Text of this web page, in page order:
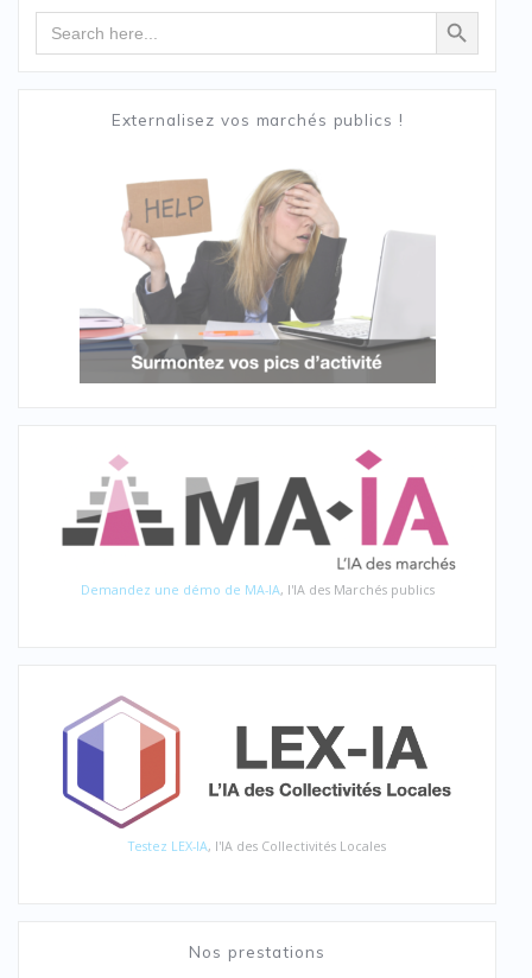
Search Search Button
Externalisez vos marchés publics !
Demandez une démo de MA-IA, l'IA des Marchés publics
Testez LEX-IA, l'IA des Collectivités Locales
Nos prestations